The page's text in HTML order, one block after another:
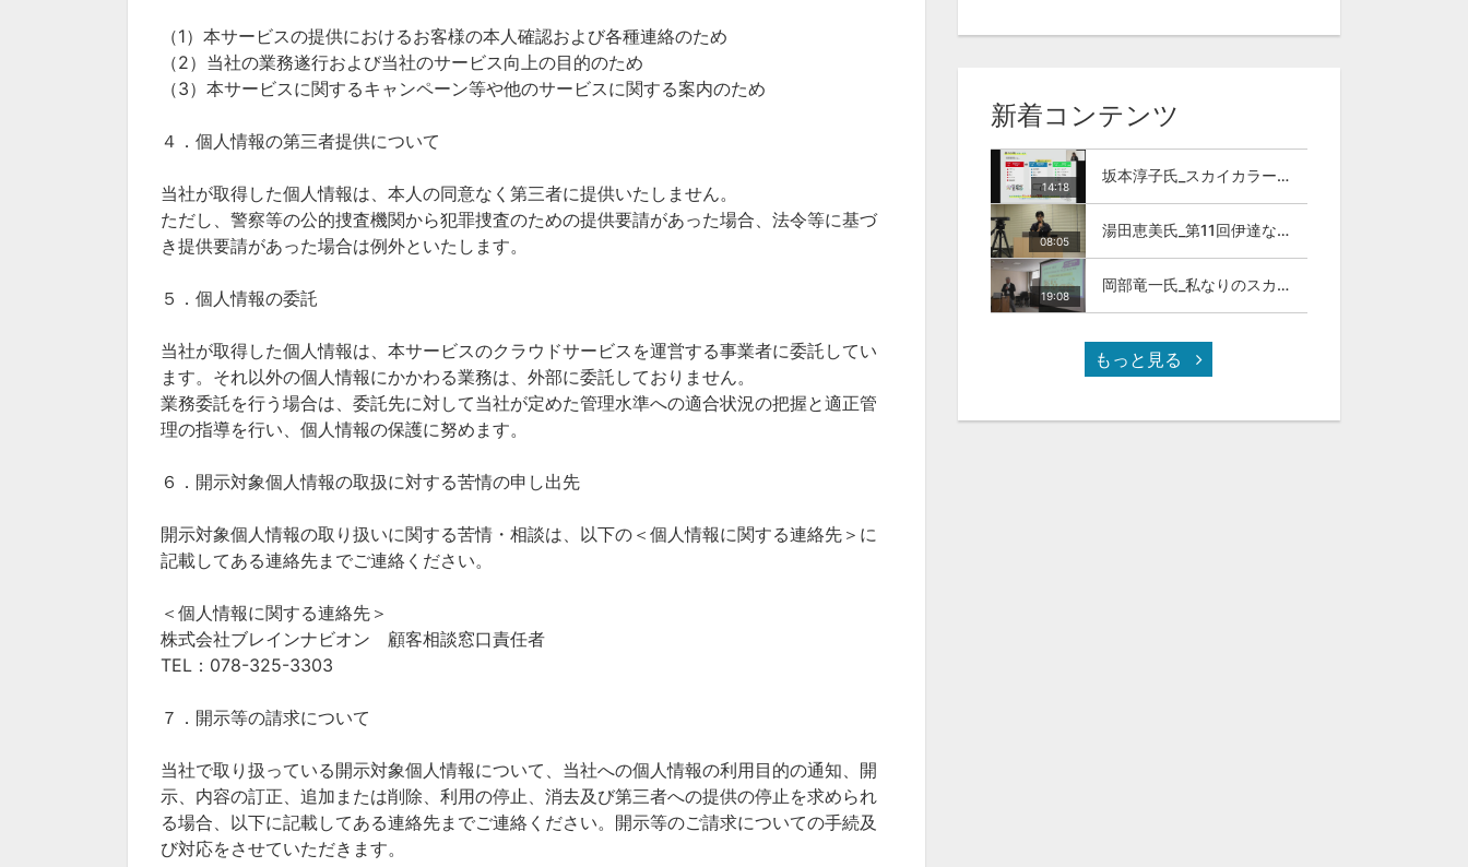
（1）本サービスの提供におけるお客様の本人確認および各種連絡のため
（2）当社の業務遂行および当社のサービス向上の目的のため
（3）本サービスに関するキャンペーン等や他のサービスに関する案内のため
４．個人情報の第三者提供について
当社が取得した個人情報は、本人の同意なく第三者に提供いたしません。
ただし、警察等の公的捜査機関から犯罪捜査のための提供要請があった場合、法令等に基づ
き提供要請があった場合は例外といたします。
５．個人情報の委託
当社が取得した個人情報は、本サービスのクラウドサービスを運営する事業者に委託してい
ます。それ以外の個人情報にかかわる業務は、外部に委託しておりません。
業務委託を行う場合は、委託先に対して当社が定めた管理水準への適合状況の把握と適正管
理の指導を行い、個人情報の保護に努めます。
６．開示対象個人情報の取扱に対する苦情の申し出先
開示対象個人情報の取り扱いに関する苦情・相談は、以下の＜個人情報に関する連絡先＞に
記載してある連絡先までご連絡ください。
＜個人情報に関する連絡先＞
株式会社ブレインナビオン 顧客相談窓口責任者
TEL：078-325-3303
７．開示等の請求について
当社で取り扱っている開示対象個人情報について、当社への個人情報の利用目的の通知、開
示、内容の訂正、追加または削除、利用の停止、消去及び第三者への提供の停止を求められ
る場合、以下に記載してある連絡先までご連絡ください。開示等のご請求についての手続及
び対応をさせていただきます。
新着コンテンツ
14:18
坂本淳子氏_スカイカラー人材とは
08:05
湯田恵美氏_第11回伊達な大学院セミナー
19:08
岡部竜一氏_私なりのスカイカラ―人材
もっと見る